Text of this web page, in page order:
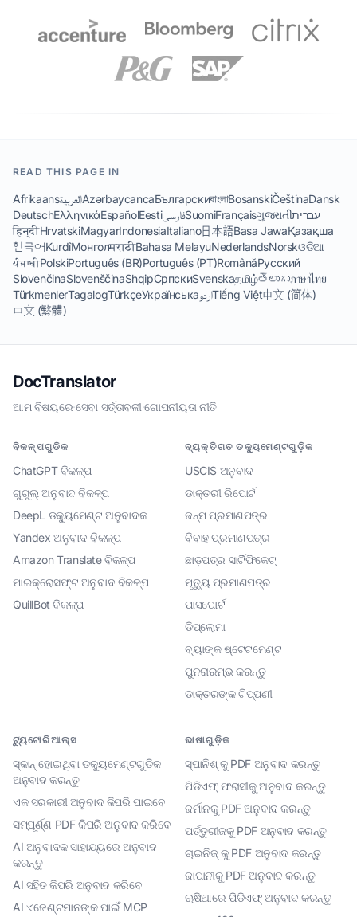
READ THIS PAGE IN
AfrikaansالعربيةAzərbaycancaБългарскиবাংলাBosanskiČeštinaDansk
DeutschΕλληνικάEspañolEestiفارسیSuomiFrançaisગુજરાતીעברית
हिन्दीHrvatskiMagyarIndonesiaItaliano日本語Basa JawaҚазақша
한국어KurdîМонголमराठीBahasa MelayuNederlandsNorskଓଡିଆ
ਪੰਜਾਬੀPolskiPortuguês (BR)Português (PT)RomânăРусский
SlovenčinaSlovenščinaShqipСрпскиSvenskaதமிழ்తెలుగుภาษาไทย
TürkmenlerTagalogTürkçeУкраїнськаاردوTiếng Việt中文 (简体)
中文 (繁體)
DocTranslator
ଆମ ବିଷୟରେ·ସେବା ସର୍ତ୍ତାବଳୀ·ଗୋପନୀୟତା ନୀତି
ବିକଳ୍ପଗୁଡିକ
ChatGPT ବିକଳ୍ପ
ଗୁଗୁଲ୍ ଅନୁବାଦ ବିକଳ୍ପ
DeepL ଡକ୍ୟୁମେଣ୍ଟ ଅନୁବାଦକ
Yandex ଅନୁବାଦ ବିକଳ୍ପ
Amazon Translate ବିକଳ୍ପ
ମାଇକ୍ରୋସଫ୍ଟ ଅନୁବାଦ ବିକଳ୍ପ
QuillBot ବିକଳ୍ପ
ବ୍ୟକ୍ତିଗତ ଡକ୍ୟୁମେଣ୍ଟଗୁଡ଼ିକ
USCIS ଅନୁବାଦ
ଡାକ୍ତରୀ ରିପୋର୍ଟ
ଜନ୍ମ ପ୍ରମାଣପତ୍ର
ବିବାହ ପ୍ରମାଣପତ୍ର
ଛାଡ଼ପତ୍ର ସାର୍ଟିଫିକେଟ୍
ମୃତ୍ୟୁ ପ୍ରମାଣପତ୍ର
ପାସପୋର୍ଟ
ଡିପ୍ଲୋମା
ବ୍ୟାଙ୍କ ଷ୍ଟେଟମେଣ୍ଟ
ପୁନରାରମ୍ଭ କରନ୍ତୁ
ଡାକ୍ତରଙ୍କ ଟିପ୍ପଣୀ
ଟ୍ୟୁଟୋରିଆଲ୍ସ
ସ୍କାନ୍ ହୋଇଥିବା ଡକ୍ୟୁମେଣ୍ଟଗୁଡିକ
ଅନୁବାଦ କରନ୍ତୁ
ଏକ ସରକାରୀ ଅନୁବାଦ କିପରି ପାଇବେ
ସମ୍ପୂର୍ଣ୍ଣ PDF କିପରି ଅନୁବାଦ କରିବେ
AI ଅନୁବାଦକ ସାହାଯ୍ୟରେ ଅନୁବାଦ
କରନ୍ତୁ
AI ସହିତ କିପରି ଅନୁବାଦ କରିବେ
AI ଏଜେଣ୍ଟମାନଙ୍କ ପାଇଁ MCP
ଭାଷାଗୁଡ଼ିକ
ସ୍ପାନିଶ୍ କୁ PDF ଅନୁବାଦ କରନ୍ତୁ
ପିଡିଏଫ୍ ଫରାସୀକୁ ଅନୁବାଦ କରନ୍ତୁ
ଜର୍ମାନକୁ PDF ଅନୁବାଦ କରନ୍ତୁ
ପର୍ତ୍ତୁଗୀଜକୁ PDF ଅନୁବାଦ କରନ୍ତୁ
ଚାଇନିଜ୍ କୁ PDF ଅନୁବାଦ କରନ୍ତୁ
ଜାପାନୀକୁ PDF ଅନୁବାଦ କରନ୍ତୁ
ଋଷିଆରେ ପିଡିଏଫ୍ ଅନୁବାଦ କରନ୍ତୁ